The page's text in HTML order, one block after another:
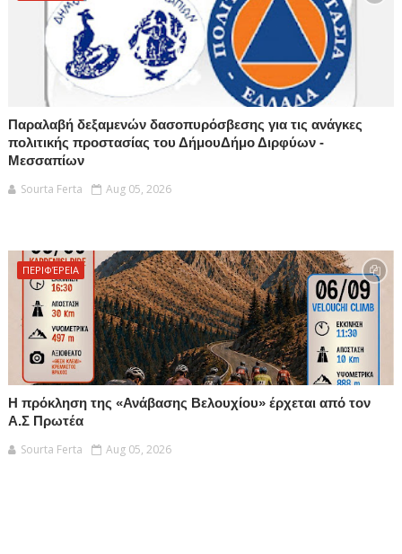
Παραλαβή δεξαμενών δασοπυρόσβεσης για τις ανάγκες
πολιτικής προστασίας του ΔήμουΔήμο Διρφύων -
Μεσσαπίων
Sourta Ferta
Aug 05, 2026
ΠΕΡΙΦΈΡΕΙΑ
Η πρόκληση της «Ανάβασης Βελουχίου» έρχεται από τον
Α.Σ Πρωτέα
Sourta Ferta
Aug 05, 2026